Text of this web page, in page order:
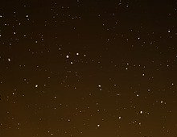
vécu en couple
Keynes
avec
le Sussex, que
entouré des trois
Angelica, fille «
Bell.